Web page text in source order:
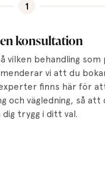
1
konsultation
vilken behandling som
vi att du
finns här för
och vägledning, så att
dig trygg i ditt val.